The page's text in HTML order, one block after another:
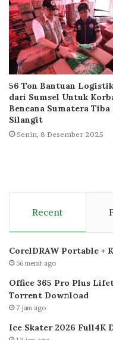
56 Ton Bantuan Logistik
dari Sumsel Untuk
Bencana Sumatera Tiba
Silangit
Senin, 8 Desember 2025
Recent
CorelDRAW Portable +
56 menit ago
Office 365 Pro Plus
Torrent Dow𝚗l𝚘аd
7 jam ago
Ice Skater 2026 Full4K